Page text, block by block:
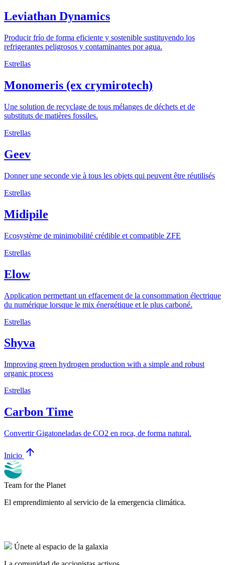
Leviathan Dynamics
Producir frío de forma eficiente y sostenible sustituyendo los
refrigerantes peligrosos y contaminantes por agua.
Estrellas
Monomeris (ex crymirotech)
Une solution de recyclage de tous mélanges de déchets et de
substituts de matières fossiles.
Estrellas
Geev
Donner une seconde vie à tous les objets qui peuvent être réutilisés
Estrellas
Midipile
Ecosystème de minimobilité crédible et compatible ZFE
Estrellas
Elow
Application permettant un effacement de la consommation électrique
du numérique lorsque le mix énergétique et le plus carboné.
Estrellas
Shyva
Improving green hydrogen production with a simple and robust
organic process
Estrellas
Carbon Time
Convertir Gigatoneladas de CO2 en roca, de forma natural.
Inicio arrow_upward
Team for the Planet
El emprendimiento al servicio de la emergencia climática.
Únete al espacio de la galaxia